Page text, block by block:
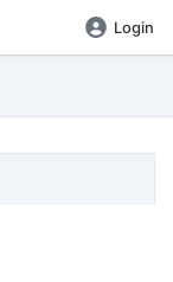
Login